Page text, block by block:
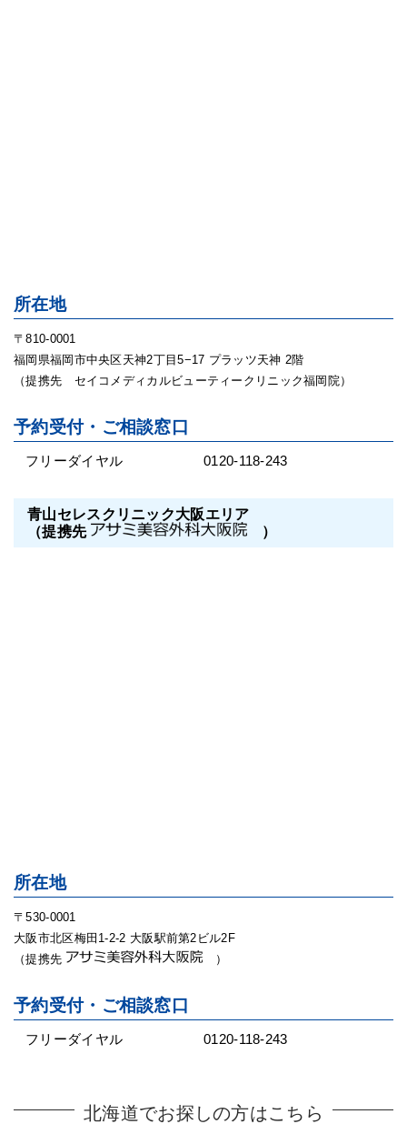
所在地
〒810-0001
福岡県福岡市中央区天神2丁目5−17 プラッツ天神 2階
（提携先 セイコメディカルビューティークリニック福岡院）
予約受付・ご相談窓口
フリーダイヤル 0120-118-243
青山セレスクリニック大阪エリア
（提携先
）
所在地
〒530-0001
大阪市北区梅田1-2-2 大阪駅前第2ビル2F
（提携先
）
予約受付・ご相談窓口
フリーダイヤル 0120-118-243
北海道でお探しの方はこちら